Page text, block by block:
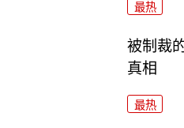
最热
被制裁
真相
最热